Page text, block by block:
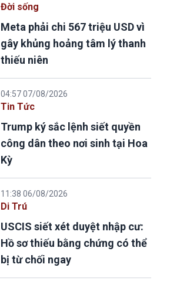
Đời sống
Meta phải chi 567 triệu USD vì
gây khủng hoảng tâm lý thanh
thiếu niên
04:57 07/08/2026
Tin Tức
Trump ký sắc lệnh siết quyền
công dân theo nơi sinh tại Hoa
Kỳ
11:38 06/08/2026
Di Trú
USCIS siết xét duyệt nhập cư:
Hồ sơ thiếu bằng chứng có thể
bị từ chối ngay